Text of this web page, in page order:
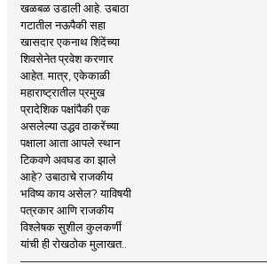
खळबळ उडाली आहे. उबाठा
गटातील नऊपैकी सहा
खासदार एकनाथ शिंदेंच्या
शिवसेनेत प्रवेश करणार
आहेत. मात्र, एकेकाळी
महाराष्ट्रातील प्रमुख
प्रादेशिक पक्षांपैकी एक
असलेल्या उद्धव ठाकरेंच्या
पक्षाला आता आपले स्थान
टिकवणे अवघड का झाले
आहे? उबाठाचे राजकीय
भविष्य काय असेल? याविषयी
पत्रकार आणि राजकीय
विश्लेषक सुशील कुलकर्णी
यांची ही रोखठोक मुलाखत..